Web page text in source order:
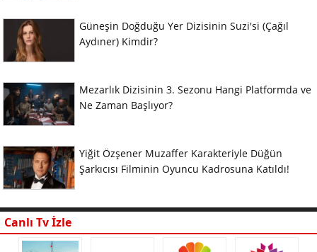
Güneşin Doğduğu Yer Dizisinin Suzi'si (Çağıl
Aydıner) Kimdir?
Mezarlık Dizisinin 3. Sezonu Hangi Platformda ve
Ne Zaman Başlıyor?
Yiğit Özşener Muzaffer Karakteriyle Düğün
Şarkıcısı Filminin Oyuncu Kadrosuna Katıldı!
Canlı Tv İzle